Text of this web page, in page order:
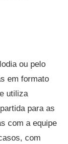
ou pelo
em formato
utiliza
para as
com a equipe
com